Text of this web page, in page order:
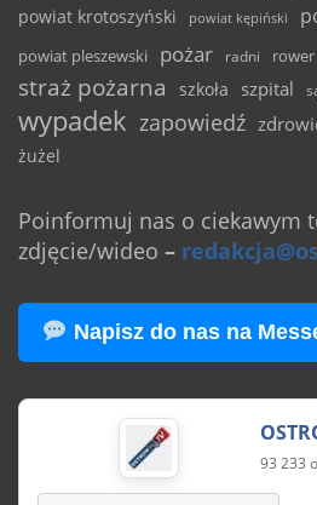
powiat krotoszyński powiat kępiński
powiat pleszewski pożar radni rower
straż pożarna szkoła szpital
wypadek zapowiedź
żużel
Poinformuj nas o ciekawym
zdjęcie/wideo –
Napisz do nas na
93 233